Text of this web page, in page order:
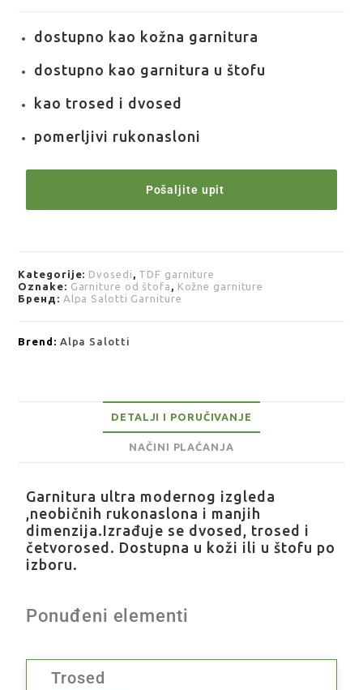
dostupno kao kožna garnitura
dostupno kao garnitura u štofu
kao trosed i dvosed
pomerljivi rukonasloni
Pošaljite upit
Kategorije: Dvosedi , TDF garniture
Oznake: Garniture od štofa , Kožne garniture
Бренд: Alpa Salotti Garniture
Brend: Alpa Salotti
DETALJI I PORUČIVANJE
NAČINI PLAĆANJA
Garnitura ultra modernog izgleda
,neobičnih rukonaslona i manjih
dimenzija.Izrađuje se dvosed, trosed i
četvorosed. Dostupna u koži ili u štofu po
izboru.
Ponuđeni elementi
Trosed